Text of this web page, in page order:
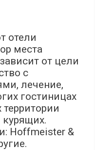
отели
места
от цели
с
лечение,
гостиницах
курящих.
Hoffmeister &